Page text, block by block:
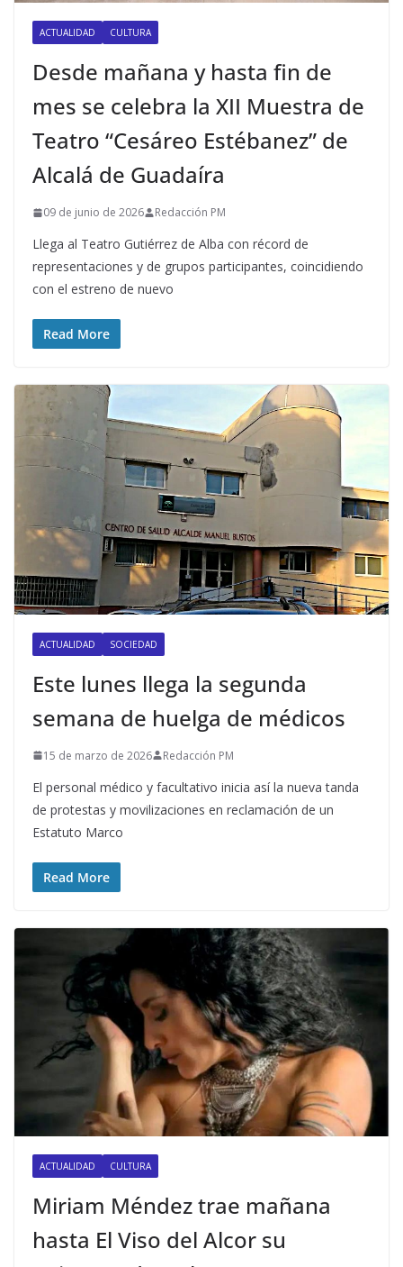
ACTUALIDAD CULTURA
Desde mañana y hasta fin de
mes se celebra la XII Muestra de
Teatro “Cesáreo Estébanez” de
Alcalá de Guadaíra
09 de junio de 2026 Redacción PM
Llega al Teatro Gutiérrez de Alba con récord de
representaciones y de grupos participantes, coincidiendo
con el estreno de nuevo
Read More
ACTUALIDAD SOCIEDAD
Este lunes llega la segunda
semana de huelga de médicos
15 de marzo de 2026 Redacción PM
El personal médico y facultativo inicia así la nueva tanda
de protestas y movilizaciones en reclamación de un
Estatuto Marco
Read More
ACTUALIDAD CULTURA
Miriam Méndez trae mañana
hasta El Viso del Alcor su